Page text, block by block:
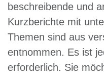
beschreibende und
Kurzberichte mit
Themen sind aus
entnommen. Es ist
erforderlich. Sie